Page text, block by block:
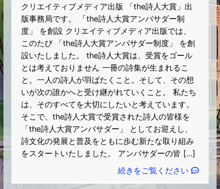
クリエイティブメディア出版 「the詩人大賞」出
版事務局です。 「the詩人大賞アンバサダー制
度」 を創設 クリエイティブメディア出版では、
このたび 「the詩人大賞アンバサダー制度」 を創
設いたしました。 the詩人大賞は、受賞をゴール
とは考えておりません 一冊の詩集が生まれるこ
と。一人の詩人が羽ばたくこと。そして、その想
いが次の誰かへと受け継がれていくこと。 私たち
は、そのすべてを大切にしたいと考えています。
そこで、the詩人大賞で受賞された詩人の皆様を
「the詩人大賞アンバサダー」 としてお迎えし、
詩文化の発展と普及をともに歩む新たな取り組み
をスタートいたしました。 アンバサダーの皆 […]
続きをご覧ください